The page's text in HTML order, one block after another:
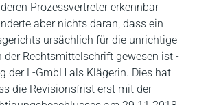
Prozessvertreter erkennbar
aber nichts daran, dass ein
ursächlich für die unrichtige
der Rechtsmittelschrift gewesen ist -
der L-GmbH als Klägerin. Dies hat
die Revisionsfrist erst mit der